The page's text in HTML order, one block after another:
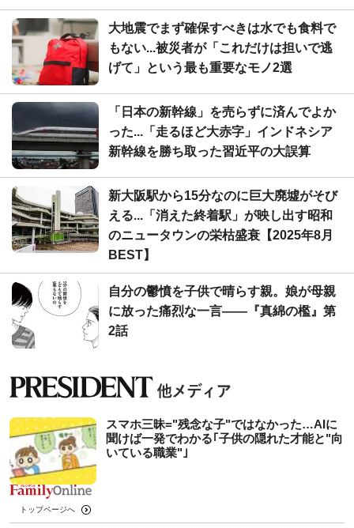
大地震でまず確保すべきは水でも食料で
もない...被災者が「これだけは担いで逃
げて」という最も重要なモノ2選
「日本の新幹線」を売らずに済んでよか
った...「走るほど大赤字」インドネシア
新幹線を勝ち取った習近平の大誤算
新大阪駅から15分なのに巨大廃墟がそび
える...「消えた終着駅」が映し出す昭和
のニュータウンの栄枯盛衰【2025年8月
BEST】
自分の鬱憤を子供で晴らす親。娘が母親
に放った痛烈な一言――『真綿の檻』第
2話
スマホ三昧="残念な子"ではなかった…AIに
聞けば一発でわかる｢子供の隠れた才能と"向
いている職業"｣
トップページへ